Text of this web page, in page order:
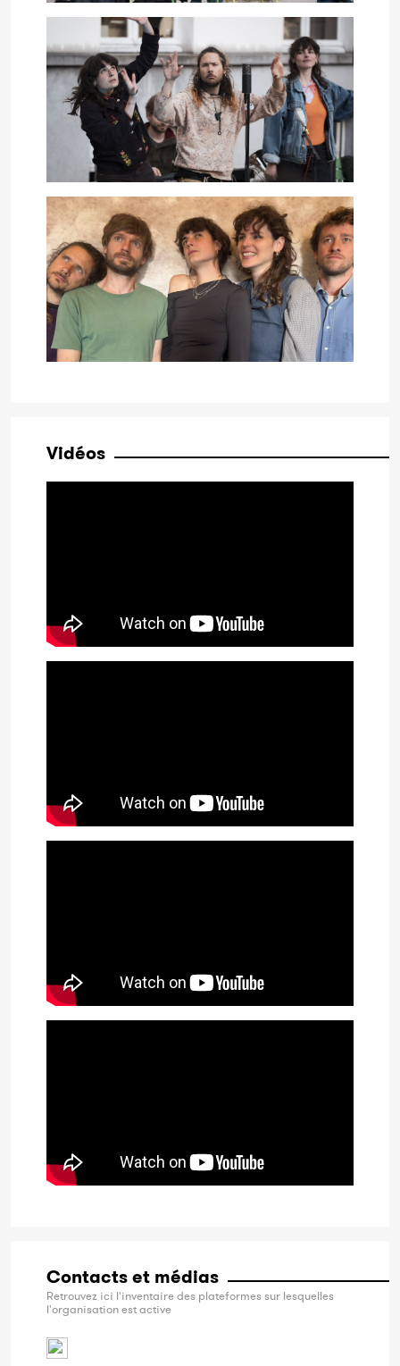
Vidéos
Contacts et médias
Retrouvez ici l'inventaire des plateformes sur lesquelles
l'organisation est active